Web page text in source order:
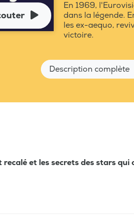
En 1969,
dans la légende.
les ex-aequo,
victoire.
Description complète
et les secrets des stars qui